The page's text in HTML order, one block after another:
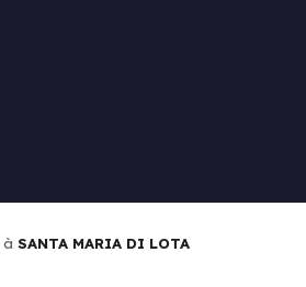
à SANTA MARIA DI LOTA